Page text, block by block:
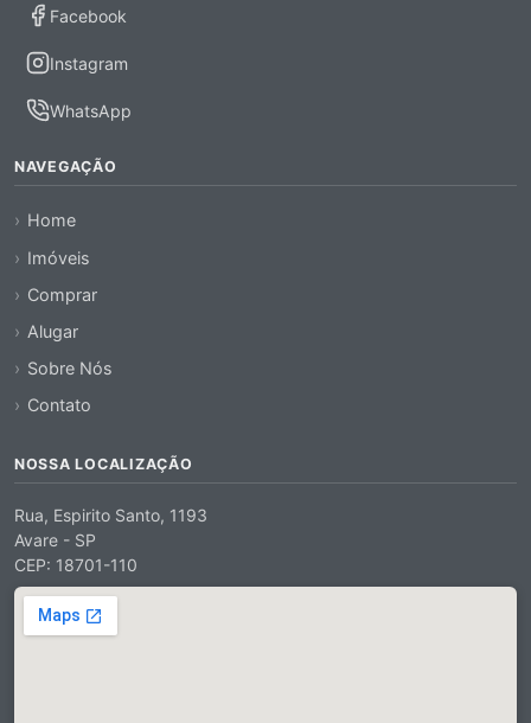
Facebook
Instagram
WhatsApp
NAVEGAÇÃO
Home
Imóveis
Comprar
Alugar
Sobre Nós
Contato
NOSSA LOCALIZAÇÃO
Rua, Espirito Santo, 1193
Avare - SP
CEP: 18701-110